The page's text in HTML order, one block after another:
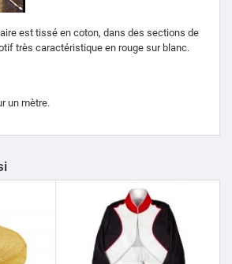
est tissé en coton, dans des sections de
très caractéristique en rouge sur blanc.
un mètre.